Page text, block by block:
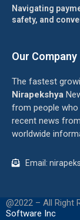
Navigating
safety, and
Our Company
The fastest
Nirapekshya
from people
recent news
worldwide
Email:
@2022 – All Right
Software Inc